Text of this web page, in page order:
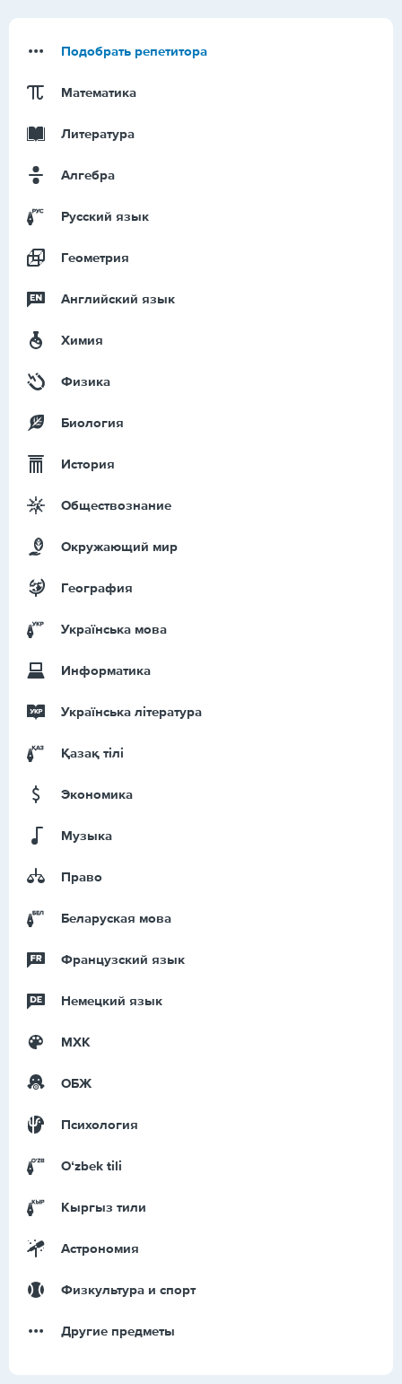
Подобрать репетитора
Математика
Литература
Алгебра
Русский язык
Геометрия
Английский язык
Химия
Физика
Биология
История
Обществознание
Окружающий мир
География
Українська мова
Информатика
Українська література
Қазақ тiлi
Экономика
Музыка
Право
Беларуская мова
Французский язык
Немецкий язык
МХК
ОБЖ
Психология
Оʻzbek tili
Кыргыз тили
Астрономия
Физкультура и спорт
Другие предметы